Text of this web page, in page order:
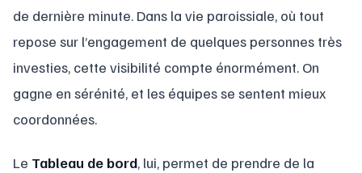
de dernière minute. Dans la vie paroissiale, où tout
repose sur l’engagement de quelques personnes très
investies, cette visibilité compte énormément. On
gagne en sérénité, et les équipes se sentent mieux
coordonnées.
Le Tableau de bord, lui, permet de prendre de la